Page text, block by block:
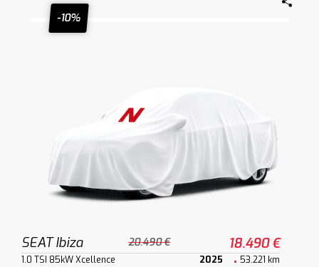
-10%
SEAT Ibiza 20.490 € 18.490 €
1.0 TSI 85kW Xcellence 2025 53.221 km